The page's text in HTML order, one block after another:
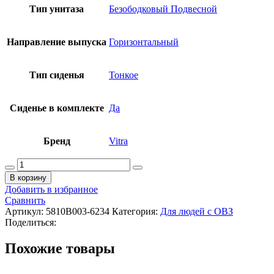
Тип унитаза Безободковый Подвесной
Направление выпуска Горизонтальный
Тип сиденья Тонкое
Сиденье в комплекте Да
Бренд Vitra
Количество
товара
VITRA
Conforma
Унитаз
подвесной
безободковый
сиденьем,
В корзину
Добавить в избранное
Сравнить
Артикул: 5810B003-6234 Категория: Для людей с ОВЗ
Поделиться:
Похожие товары